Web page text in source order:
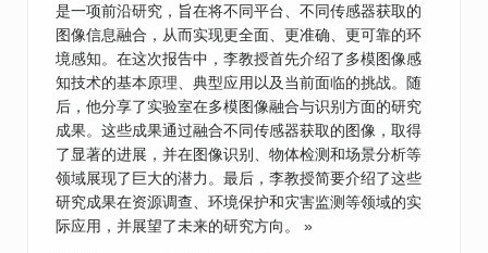
是一项前沿研究，旨在将不同平台、不同传感器获取的
图像信息融合，从而实现更全面、更准确、更可靠的环
境感知。在这次报告中，李教授首先介绍了多模图像感
知技术的基本原理、典型应用以及当前面临的挑战。随
后，他分享了实验室在多模图像融合与识别方面的研究
成果。这些成果通过融合不同传感器获取的图像，取得
了显著的进展，并在图像识别、物体检测和场景分析等
领域展现了巨大的潜力。最后，李教授简要介绍了这些
研究成果在资源调查、环境保护和灾害监测等领域的实
际应用，并展望了未来的研究方向。 »